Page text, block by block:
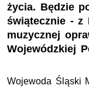
życia. Będzie
świątecznie - z
muzycznej
Wojewódzkiej
Wojewoda Śląski